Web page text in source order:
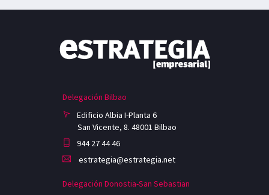
Delegación Bilbao
Edificio Albia I-Planta 6
San Vicente, 8. 48001 Bilbao
944 27 44 46
estrategia@estrategia.net
Delegación Donostia-San Sebastian